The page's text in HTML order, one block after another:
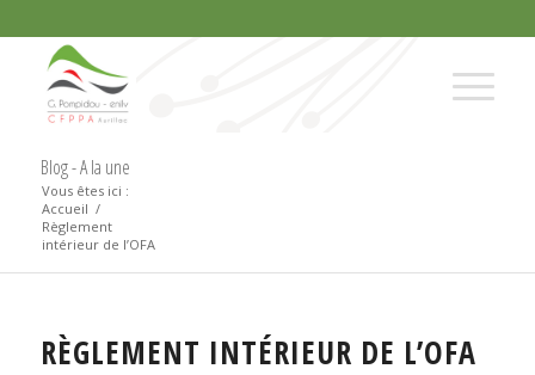
Blog - A la une
Vous êtes ici :
Accueil /
Règlement
intérieur de l’OFA
RÈGLEMENT INTÉRIEUR DE L’OFA